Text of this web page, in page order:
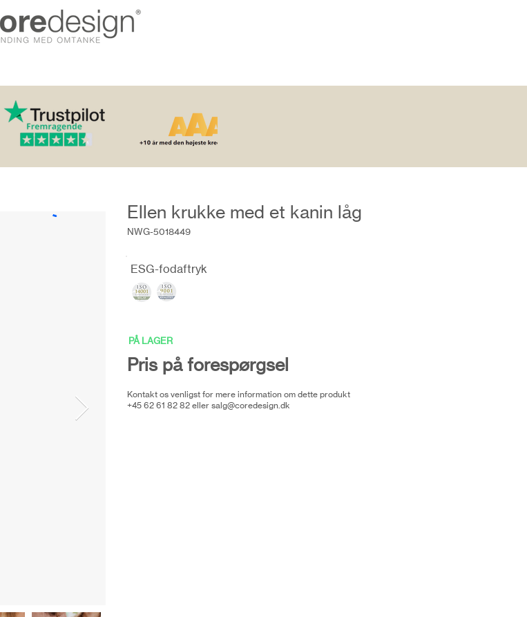
Ellen krukke med et kanin låg
NWG-5018449
ESG-fodaftryk
PÅ LAGER
Pris på forespørgsel
Kontakt os venligst for mere information om dette produkt
+45 62 61 82 82 eller salg@coredesign.dk